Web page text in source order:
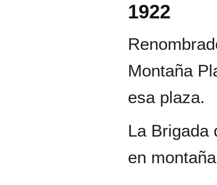
1922
Montaña
esa plaza.
La Brigada
en